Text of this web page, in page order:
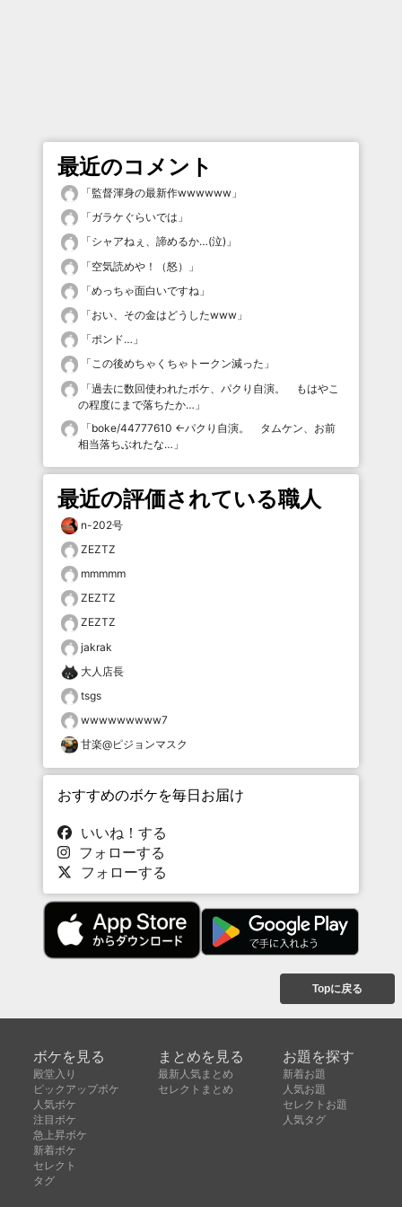
最近のコメント
「監督渾身の最新作wwwwww 」
「ガラケぐらいでは 」
「シャアねぇ、諦めるか…(泣) 」
「空気読めや！（怒）
」
「めっちゃ面白いですね 」
「おい、その金はどうしたwww 」
「ポンド… 」
「この後めちゃくちゃトークン減った 」
「過去に数回使われたボケ、パクり自演。 もはやこ
の程度にまで落ちたか… 」
「boke/44777610 ←パクり自演。 タムケン、お前
相当落ちぶれたな… 」
最近の評価されている職人
n-202号
ZEZTZ
mmmmm
ZEZTZ
ZEZTZ
jakrak
大人店長
tsgs
wwwwwwwww7
甘楽@ピジョンマスク
おすすめのボケを毎日お届け
いいね！する
フォローする
フォローする
Topに戻る
ボケを見る
殿堂入り
ピックアップボケ
人気ボケ
注目ボケ
急上昇ボケ
新着ボケ
セレクト
タグ
まとめを見る
最新人気まとめ
セレクトまとめ
お題を探す
新着お題
人気お題
セレクトお題
人気タグ